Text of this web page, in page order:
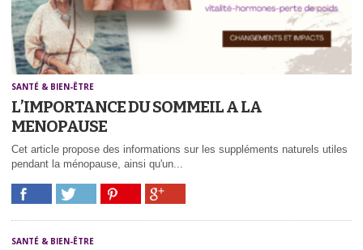
SANTÉ & BIEN-ÊTRE
L’IMPORTANCE DU SOMMEIL A LA
MENOPAUSE
Cet article propose des informations sur les suppléments naturels utiles
pendant la ménopause, ainsi qu'un...
SANTÉ & BIEN-ÊTRE